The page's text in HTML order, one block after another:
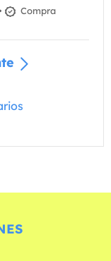
Compra